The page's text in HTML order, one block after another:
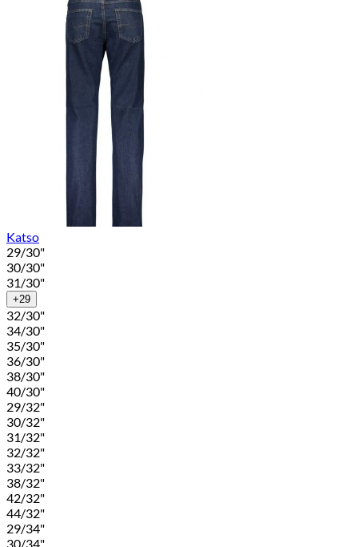
Katso
29/30"
30/30"
31/30"
+29
32/30"
34/30"
35/30"
36/30"
38/30"
40/30"
29/32"
30/32"
31/32"
32/32"
33/32"
38/32"
42/32"
44/32"
29/34"
30/34"